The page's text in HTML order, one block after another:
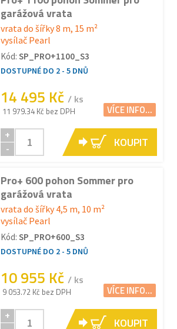
garážová vrata
vrata do šířky 8 m, 15 m²
vysílač Pearl
Kód: SP_PRO+1100_S3
DOSTUPNÉ DO 2 - 5 DNŮ
14 495 Kč / ks
11 979.34 Kč bez DPH VÍCE INFO...
+
-
KOUPIT
Pro+ 600 pohon Sommer pro
garážová vrata
vrata do šířky 4,5 m, 10 m²
vysílač Pearl
Kód: SP_PRO+600_S3
DOSTUPNÉ DO 2 - 5 DNŮ
10 955 Kč / ks
9 053.72 Kč bez DPH VÍCE INFO...
+
KOUPIT